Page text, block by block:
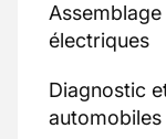
électriques
Diagnostic
automobiles